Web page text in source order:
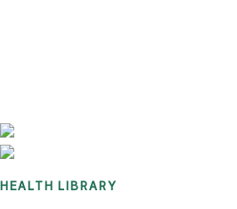
HEALTH LIBRARY